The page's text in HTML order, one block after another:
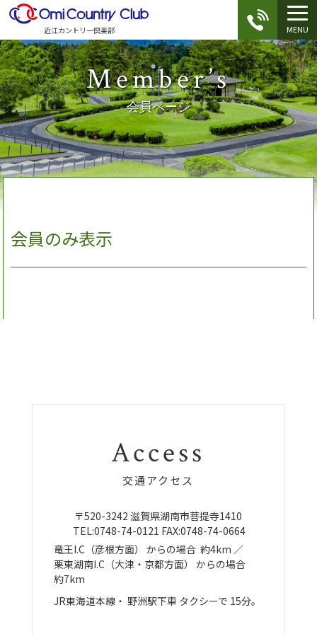
近江カントリー倶楽部 MENU
Member’s
会員ページ
会員のみ表示
Access
交通アクセス
〒520-3242 滋賀県湖南市菩提寺1410
TEL:0748-74-0121 FAX:0748-74-0664
竜王I.C（彦根方面） からの場合 約4km ／
栗東湖南I.C（大津・京都方面）
からの場合
約7km
JR東海道本線・ 野洲駅下車 タクシーで 15分。